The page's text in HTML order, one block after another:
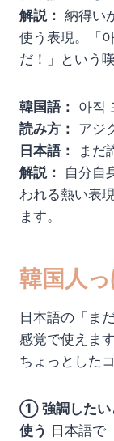
解説： 納得い
使う表現。「
だ！」という
韓国語： 아직
読み方： アジ
日本語：
まだ
解説：
自分自
われる熱い表
ます。
韓国人
日本語の「ま
感覚で使えま
ちょっとした
① 強調したい
使う 日本語で